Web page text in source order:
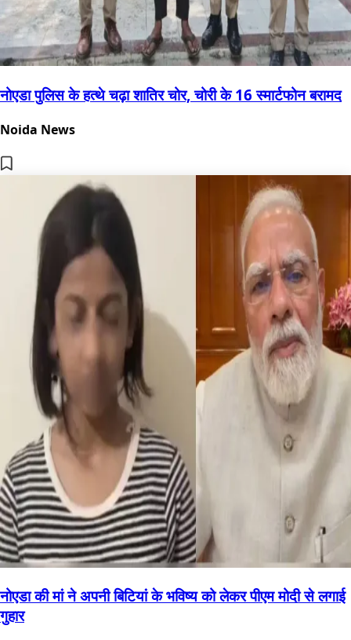
नोएडा पुलिस के हत्थे चढ़ा शातिर चोर, चोरी के 16 स्मार्टफोन बरामद
Noida News
नोएडा की मां ने अपनी बिटियां के भविष्य को लेकर पीएम मोदी से लगाई
गुहार